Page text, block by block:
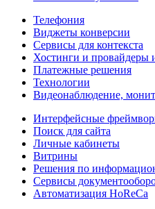
Телефония
Виджеты конверсии
Сервисы для контекста
Хостинги и провайдеры
Платежные решения
Технологии
Видеонаблюдение,
Интерфейсные
Поиск для сайта
Личные кабинеты
Витрины
Решения по
Сервисы
Автоматизация HoReCa